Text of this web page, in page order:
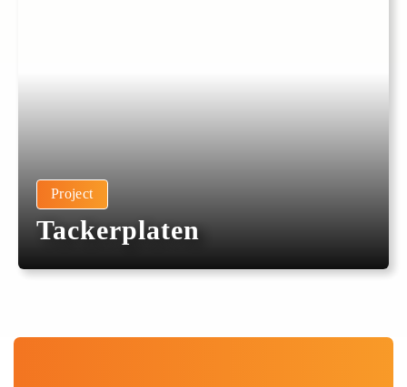
Project
Tackerplaten